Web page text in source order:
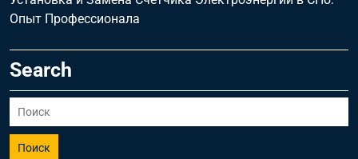
Опыт Профессионала
Search
Поиск